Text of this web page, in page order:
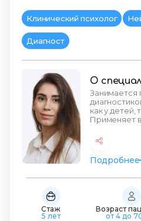
Клинический психолог
Диагност
О
Занимается
как у детей,
Применяет
Подробнее
Стаж
5 лет
Возраст
от 4 до